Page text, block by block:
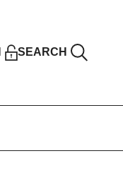
SEARCH